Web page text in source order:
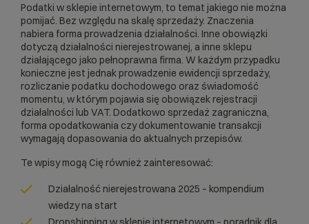
Podatki w sklepie internetowym, to temat jakiego nie można
pomijać. Bez względu na skalę sprzedaży. Znaczenia
nabiera forma prowadzenia działalności. Inne obowiązki
dotyczą działalności nierejestrowanej, a inne sklepu
działającego jako pełnoprawna firma. W każdym przypadku
konieczne jest jednak prowadzenie ewidencji sprzedaży,
rozliczanie podatku dochodowego oraz świadomość
momentu, w którym pojawia się obowiązek rejestracji
działalności lub VAT. Dodatkowo sprzedaż zagraniczna,
forma opodatkowania czy dokumentowanie transakcji
wymagają dopasowania do aktualnych przepisów.
Te wpisy mogą Cię również zainteresować:
Działalność nierejestrowana 2025 – kompendium
wiedzy na start